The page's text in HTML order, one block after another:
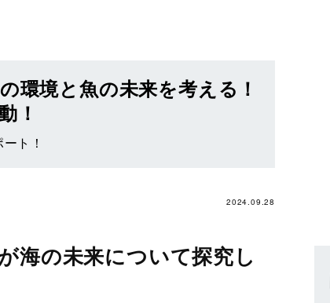
環境と魚の未来を考える！
！
ト！
2024.09.28
海の未来について探究し